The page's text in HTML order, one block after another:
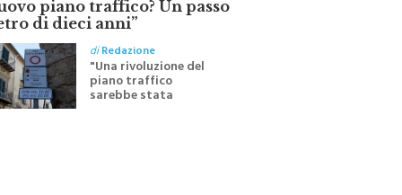
piano traffico? Un passo
di dieci anni”
diRedazione
"Una rivoluzione del
piano traffico
sarebbe stata